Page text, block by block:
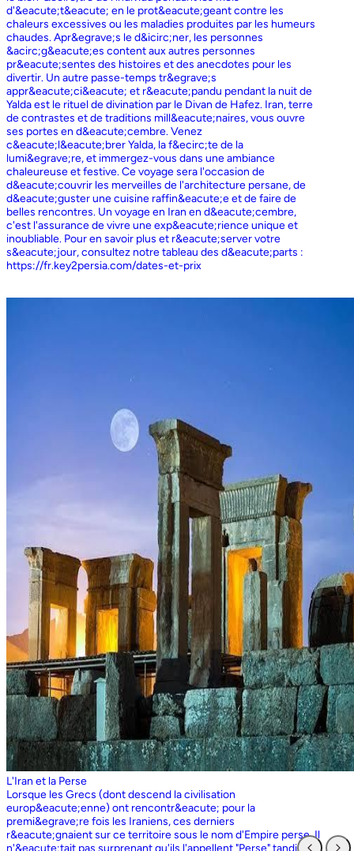
d'&eacute;t&eacute; en le prot&eacute;geant contre les
chaleurs excessives ou les maladies produites par les humeurs
chaudes. Apr&egrave;s le d&icirc;ner, les personnes
&acirc;g&eacute;es content aux autres personnes
pr&eacute;sentes des histoires et des anecdotes pour les
divertir. Un autre passe-temps tr&egrave;s
appr&eacute;ci&eacute; et r&eacute;pandu pendant la nuit de
Yalda est le rituel de divination par le Divan de Hafez. Iran, terre
de contrastes et de traditions mill&eacute;naires, vous ouvre
ses portes en d&eacute;cembre. Venez
c&eacute;l&eacute;brer Yalda, la f&ecirc;te de la
lumi&egrave;re, et immergez-vous dans une ambiance
chaleureuse et festive. Ce voyage sera l'occasion de
d&eacute;couvrir les merveilles de l'architecture persane, de
d&eacute;guster une cuisine raffin&eacute;e et de faire de
belles rencontres. Un voyage en Iran en d&eacute;cembre,
c'est l'assurance de vivre une exp&eacute;rience unique et
inoubliable. Pour en savoir plus et r&eacute;server votre
s&eacute;jour, consultez notre tableau des d&eacute;parts :
https://fr.key2persia.com/dates-et-prix
L'Iran et la Perse
Lorsque les Grecs (dont descend la civilisation europ&eacute;enne) ont rencontr&eacute; pour la premi&egrave;re fois les Iraniens, ces derniers r&eacute;gnaient sur ce territoire sous le nom d'Empire perse. Il n'&eacute;tait pas surprenant qu'ils l'appellent "Perse" tandis que les Perses, qui sont entr&eacute;s en contact pour la premi&egrave;re fois avec les Grecs ioniens, appelaient l'ensemble du territoire grec "Ionie". Aujourd'hui encore, les Iraniens utilisent le nom d'Ionie pour d&eacute;signer la Gr&egrave;ce (Yunan). La Perse ne faisait partie de l'Iran que dans la mesure o&ugrave; les Perses constituaient une partie du peuple iranien. Pourtant, elle avait parfois un sens encore plus large que l'Iran, car ce que l'on appelait historiquement la Perse ou l'empire perse comprenait non seulement un territoire beaucoup plus vaste que l'Iran actuel, mais aussi des pays et des peuples non iraniens comme l'&Eacute;gypte. "Perse" est rest&eacute; le terme europ&eacute;en pour l'Iran jusqu'en 1935, date &agrave; laquelle le gouvernement iranien a insist&eacute; pour que tous les pays appellent officiellement le pays par ce dernier nom. Mais le terme "Perse" a surv&eacute;cu et, encore aujourd'hui, pour de nombreux Occidentaux, la "Perse" a une connotation historique et culturelle beaucoup plus large que celle v&eacute;hicul&eacute;e par le terme "Iran", qu'ils confondaient parfois avec l'Irak. Beaucoup ne savent plus que l'Iran et la Perse sont la m&ecirc;me chose, pensant que l'Iran est aussi un pays arabe ! L'Iran actuel fait partie du plateau iranien, beaucoup plus vaste, dont l'ensemble a parfois fait partie de l'empire perse. Le pays est vaste, plus grand que le Royaume-Uni, la France, l'Espagne et l'Allemagne r&eacute;unis. Il est accident&eacute; et aride et, &agrave; l'exception de deux r&eacute;gions de plaine, il est constitu&eacute; de montagnes et de d&eacute;serts. Il y a deux grandes rang&eacute;es de montagnes, l'Alborz au nord, qui s'&eacute;tend du Caucase au nord-ouest jusqu'au Khorasan &agrave; l'est, et le Zagros, qui s'&eacute;tend de l'ouest au sud-est. Les grands d&eacute;serts, Dasht-e-Kavir et Dasht-e-Lut, tous deux situ&eacute;s &agrave; l'est, sont pratiquement inhabitables. Les deux r&eacute;gions de plaine sont le littoral de la mer Caspienne, qui se trouve au-dessous du niveau de la mer, a un climat subtropical et est couvert de for&ecirc;ts tropicales, et la plaine du Khuzestan au sud-ouest, qui est une continuation des terres fertiles de la M&eacute;sopotamie et est arros&eacute;e par le seul grand fleuve d'Iran, le Karun. Ainsi, la terre est abondante mais l'eau est rare, contrairement &agrave; un pays comme la Hollande o&ugrave; la terre est rare mais l'eau abondante. La raret&eacute; de l'eau a jou&eacute; un r&ocirc;le majeur non seulement en influen&ccedil;ant la nature et les syst&egrave;mes de l'agriculture iranienne, mais aussi un certain nombre de facteurs sociologiques cl&eacute;s, y compris la cause et la nature des &Eacute;tats iraniens. L'&eacute;tendue des montagnes et du d&eacute;sert a naturellement divis&eacute; la population iranienne en groupes relativement isol&eacute;s. Mais l'aridit&eacute; a jou&eacute; un r&ocirc;le encore plus important &agrave; cet &eacute;gard, et ce au niveau des plus petites unit&eacute;s sociales. Dans la majeure partie du pays, l'agriculture et l'&eacute;levage du b&eacute;tail n'&eacute;taient possibles que l&agrave; o&ugrave; l'eau de pluie naturelle, un petit ruisseau, un canal d'eau souterrain, appel&eacute; Qanat, ou une combinaison de ces &eacute;l&eacute;ments fournissait l'approvisionnement minimal n&eacute;cessaire en eau. Le Qanat ou Kariz est un d&eacute;veloppement ing&eacute;nieux des temps anciens, qui remonte &agrave; bien avant la fondation de l'empire perse. &Agrave; partir d'une nappe phr&eacute;atique existante dans les hautes terres, un tunnel est creus&eacute; sous le sol, en pente descendante vers les basses terres (pr&egrave;s des fermes environnantes) o&ugrave; il remonte &agrave; la surface. L'eau qui s'&eacute;coule de la source par gravit&eacute; est ensuite distribu&eacute;e par d'&eacute;troits canaux l&agrave; o&ugrave; elle est n&eacute;cessaire pour l'irrigation et d'autres usages. Le peuple iranien &Agrave; l'origine, les Iraniens &eacute;taient plus une ethnie qu'une nation et les perses se comptaient comme un groupe parmi un bon nombre des Iraniens. A part le pays qui s'appelle aujourd'hui l'Iran, l'Afghanistan et le Tadjikistan appartiennent &eacute;galement &agrave; un territoire iranien plus large dans leurs concepts historiques et culturels. En plus la domaine culturelle iranienne d&eacute;passe encore plus loin que la fronti&egrave;re de l&rsquo;ensemble de ces trois pays et s'&eacute;tendant jusqu&rsquo;au cot&eacute; nordique de l'Inde, l'Ouzb&eacute;kistan, le Turkm&eacute;nistan, le Caucase et l'Anatolie : Aujourd&rsquo;hui , c&rsquo;est ce que l&rsquo;on appelle &lsquo;&rsquo; Monde Persan&rsquo;&rsquo; La langue persane est une des langues iraniennes, alors qu&rsquo;il en existe d'autres vari&eacute;t&eacute;s dont le kurde et le pashto. En Iran, certaines langues locales sont encore parl&eacute;es en tant que des langues vivantes tandis que d&rsquo;autre langues r&eacute;gionales que l&rsquo;iranienne sont &eacute;galement parl&eacute;s en Iran tels que le turc et l&rsquo;arabe. En plus, d'autres formats de la langue persane sont parl&eacute;es en Afghanistan et au Tadjikistan, si bien que les r&eacute;sidents dans ces trois pays arrivent &agrave; se comprendre lors de la conversation et de la communication litt&eacute;raire. Egalement d'autres dialectes persans sont parl&eacute;s en Iran. A vraie dire , n&rsquo;importe quel argument &agrave; propos de l&rsquo;histoire de l&rsquo;Iran, de son &eacute;conomie et de sa politique ne serait pas raisonnable sauf qu&rsquo;on puisse tenir en compte les nomades qui ont &eacute;tabli leurs royaume &agrave; partir de l&rsquo;&eacute;poque des Perses au Qajars qui r&eacute;gnaient jusuq&rsquo;aux20&egrave;me si&egrave;cle. Suit &agrave; la recherches des p&acirc;turages encore plus verts et des sols fertils, diff&eacute;rents &eacute;thnies comme le turques, sont partis vers les r&eacute;gions au nord, nord-est et l&rsquo;est de la Perse . Apr&egrave;s avoir s&rsquo;h&eacute;berger , ils fallait qu&rsquo;ils se pr&eacute;par&egrave;rent pour faire face aux &eacute;nemies etrang&egrave;res . La s&egrave;cheresse, l&rsquo;aridit&eacute; et la densit&eacute; de la population dan leurs propres r&eacute;gions fut la cause de l&rsquo;immigration vers la Perse. D&rsquo;autre part la manqu&eacute; de la pluie et l&rsquo;aridit&eacute; en Iran causait la miragartion des gens vers des r&eacute;gions plus verts : ils se d&eacute;pla&ccedil;aient tous les ann&eacute;es, pour aller vers les r&eacute;gions o&ugrave; il faisait agr&eacute;able pendant l&rsquo;hiver et des r&eacute;gions o&ugrave; le climat faisait moins chaud au cours de l&rsquo;&eacute;t&eacute;. En comparaison avec les les s&eacute;dentaires, les nomades ont des puissances militaires et ils sont plus dynamiques, et plus nombreux que les villageoises qu'ils attaquaient. Ces particularit&eacute;s permettent &agrave; une tribu ou &agrave; un ensemble de tribus de faire diriger les autres vers la formation d&rsquo;un &eacute;tat central : Ensuite il faisait les n&eacute;cessaires pour collecter directement ou via un moyen indirect, la totalit&eacute; des produits agricoles exc&eacute;dentaires pour fournir les affaires financi&egrave;res. Ainsi il devient un &eacute;tat central et capable &agrave; taille de contr&ocirc;ler, d'administrer et de d&eacute;fendre ses vastes territoires. La plupart des souverains iraniens se d&eacute;pla&ccedil;aient la plupart du temps et cette caract&eacute;ristique est racin&eacute; dans leurs origines et leurs esprits. Par exemple les Ach&eacute;m&eacute;nides dirigeaient leurs trois capitales et se d&eacute;pla&ccedil;aient entre : Suse, Pers&eacute;polis et Ecbatane et parfois quatre si on fait inclure la Babylon. D&egrave;s le d&eacute;but ; tous les gouvernements iraniens jusqu&rsquo;au 20&egrave;me si&egrave;cle, on &eacute;t&eacute; fond&eacute;s par des tribus nomades et apr&egrave;s avoir &ecirc;tre uni au sein du gouvernement , il fallait se pr&eacute;parer pour faire face aux d&eacute;fis comme l&rsquo;invasion des nomades dans le pays et ceux qui pourraient attaquer depuis des terres au-del&agrave; des fronti&egrave;res. D'une mani&egrave;re historique, l'Iran a &eacute;t&eacute; le carrefour entre l'Asie et l'Europe, l'Est et l'Ouest. Les personnes, les biens ainsi que les croyances, les normes et produits culturels y sont pass&eacute;s, g&eacute;n&eacute;ralement d'est en ouest, mais pas toujours. L'influence orientale &eacute;tait telle que beaucoup des anciens mythes et l&eacute;gendes iraniens provenaient des terres orientales de l'Iran, bien que l'islam et les Arabes soient venus de la direction oppos&eacute;e. Cette situation g&eacute;ographique particuli&egrave;re a donn&eacute; lieu &agrave; ce que l'on peut appeler &laquo; l'effet carrefour &raquo;, &agrave; la fois d&eacute;stabilisant et enrichissant le pays ; rendant ses habitants hospitaliers et amicaux envers les &eacute;trangers et aussi tr&egrave;s conscients de leur particularit&eacute;. L'une des cons&eacute;quences de l'effet de carrefour est le fait que l'Iran est maintenant peupl&eacute; d&rsquo;une vari&eacute;t&eacute; de communaut&eacute;s ethniques et linguistiques incluant ceux dont la langue maternelle est le persan, ainsi que les Kurdes, les Turcs, les Arabes, les Baloutches, etc. On rencontre les Turcophones dans la r&eacute;gion Nord-ouest de l'Azerba&iuml;djan, aujourd'hui divis&eacute;e en plusieurs provinces, &agrave; la fronti&egrave;re de la Turquie et du Caucase. D'autres peuples turcophones, comme les Turkm&egrave;nes du Centre-nord-est et les tribus turcophones comm